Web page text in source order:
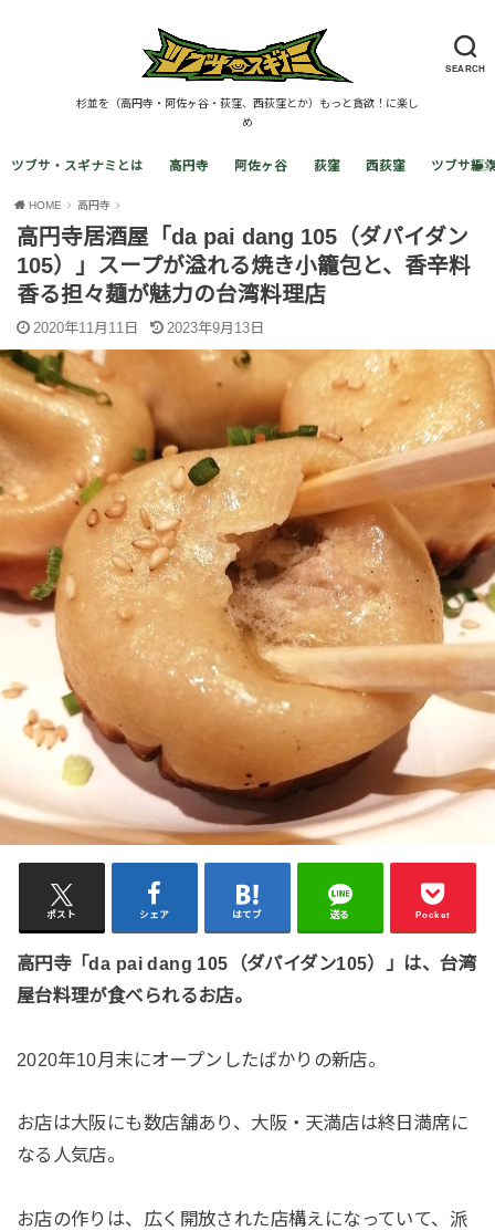
SEARCH
杉並を（高円寺・阿佐ヶ谷・荻窪、西荻窪とか）もっと貪欲！に楽し
め
ツブサ・スギナミとは 高円寺 阿佐ヶ谷 荻窪 西荻窪 ツブサ編
HOME 高円寺
高円寺居酒屋「da pai dang 105（ダパイダン
105）」スープが溢れる焼き小籠包と、香辛料
香る担々麺が魅力の台湾料理店
2020年11月11日 2023年9月13日
ポスト シェア はてブ 送る Pocket
高円寺「da pai dang 105（ダパイダン105）」は、台湾
屋台料理が食べられるお店。
2020年10月末にオープンしたばかりの新店。
お店は大阪にも数店舗あり、大阪・天満店は終日満席に
なる人気店。
お店の作りは、広く開放された店構えになっていて、派